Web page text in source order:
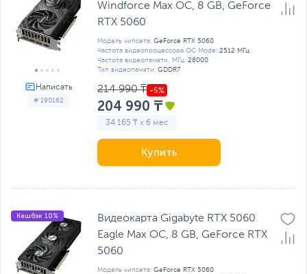
# 190162
Windforce Max OC, 8 GB, GeForсe
RTX 5060
Модель чипсета: GeForсe RTX 5060
Частота видеопроцессора OC Mode: 2512 МГц
Частота видеопамяти, МГц: 28000
Тип видеопамяти: GDDR7
214 990 ₸
204 990 ₸
34 165 ₸ x 6 мес
Купить
Кешбэк 10%
Видеокарта Gigabyte RTX 5060
Eagle Max OC, 8 GB, GeForсe RTX
5060
Модель чипсета: GeForсe RTX 5060